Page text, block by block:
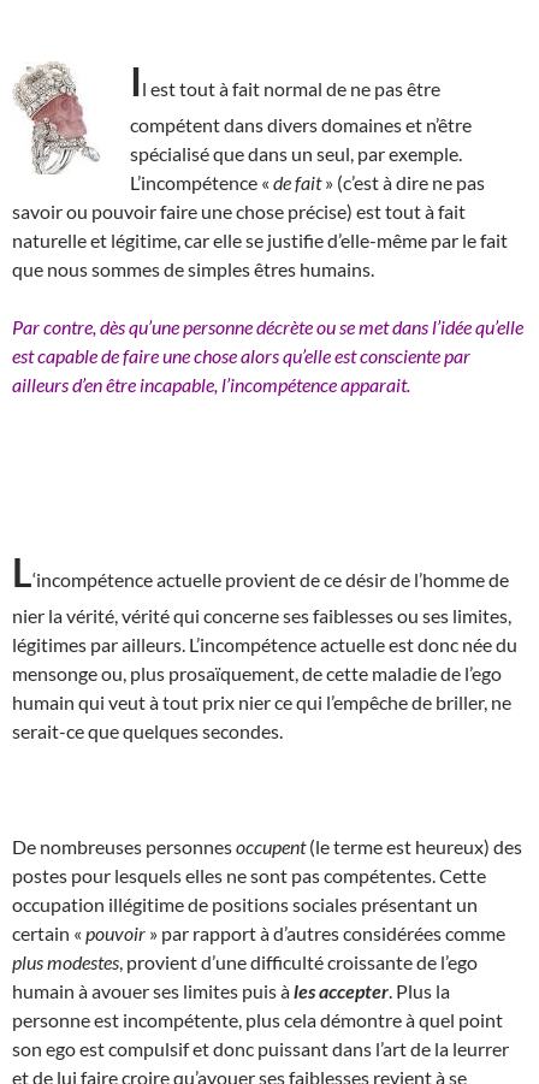
Il est tout à fait normal de ne pas être
compétent dans divers domaines et n’être
spécialisé que dans un seul, par exemple.
L’incompétence « de fait» (c’est à dire ne pas
savoir ou pouvoir faire une chose précise) est tout à fait
naturelle et légitime, car elle se justifie d’elle-même par le fait
que nous sommes de simples êtres humains.
Par contre, dès qu’une personne décrète ou se met dans l’idée qu’elle
est capable de faire une chose alors qu’elle est consciente par
ailleurs d’en être incapable, l’incompétence apparait.
L‘incompétence actuelle provient de ce désir de l’homme de
nier la vérité, vérité qui concerne ses faiblesses ou ses limites,
légitimes par ailleurs. L’incompétence actuelle est donc née du
mensonge ou, plus prosaïquement, de cette maladie de l’ego
humain qui veut à tout prix nier ce qui l’empêche de briller, ne
serait-ce que quelques secondes.
De nombreuses personnesoccupent(le terme est heureux) des
postes pour lesquels elles ne sont pas compétentes. Cette
occupation illégitime de positions sociales présentant un
certain « pouvoir » par rapport à d’autres considérées comme
plus modestes , provient d’une difficulté croissante de l’ego
humain à avouer ses limites puis àles accepter . Plus la
personne est incompétente, plus cela démontre à quel point
son ego est compulsif et donc puissant dans l’art de la leurrer
et de lui faire croire qu’avouer ses faiblesses revient à se